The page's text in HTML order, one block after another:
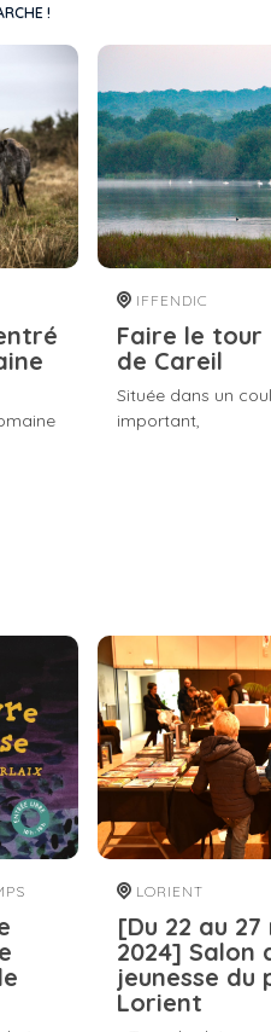
!
IFFENDIC
Faire le
de Careil
Située dans un
important,
LORIENT
[Du 22 au
2024] Salon
jeunesse du
Lorient